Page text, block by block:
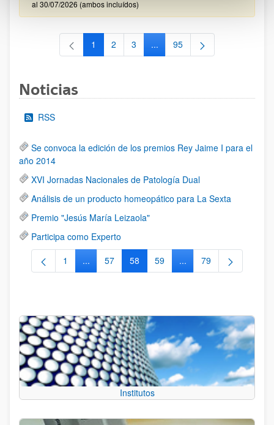
al 30/07/2026 (ambos incluídos)
Página
1 Página
2 Página
3 ...Páginas intermedias Use TAB
Página
95
Noticias
RSS
Se convoca la edición de los premios Rey Jaime I para el
año 2014
XVI Jornadas Nacionales de Patología Dual
Análisis de un producto homeopático para La Sexta
Premio "Jesús María Leizaola"
Participa como Experto
Página
1 ...Páginas intermedias Use TAB para desplazarse.
Página
57 Página
58 Página
59 ...Páginas intermedias
Página
79
Institutos